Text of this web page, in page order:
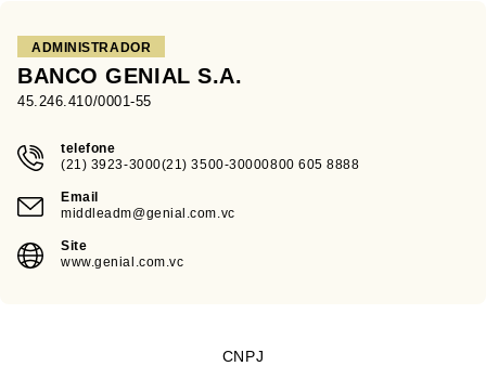
ADMINISTRADOR
BANCO GENIAL S.A.
45.246.410/0001-55
telefone
(21) 3923-3000(21) 3500-30000800 605 8888
Email
middleadm@genial.com.vc
Site
www.genial.com.vc
CNPJ